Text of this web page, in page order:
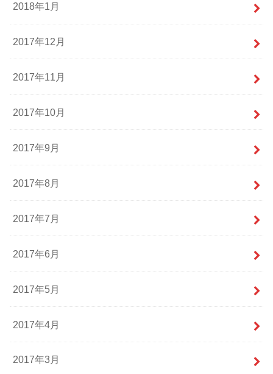
2018年1月
2017年12月
2017年11月
2017年10月
2017年9月
2017年8月
2017年7月
2017年6月
2017年5月
2017年4月
2017年3月